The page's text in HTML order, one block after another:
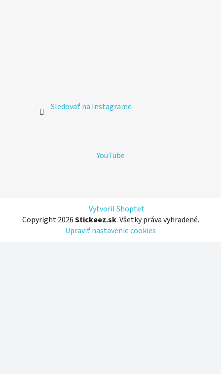
Sledovať na Instagrame
YouTube
Vytvoril Shoptet
Copyright 2026Stickeez.sk. Všetky práva vyhradené.
Upraviť nastavenie cookies